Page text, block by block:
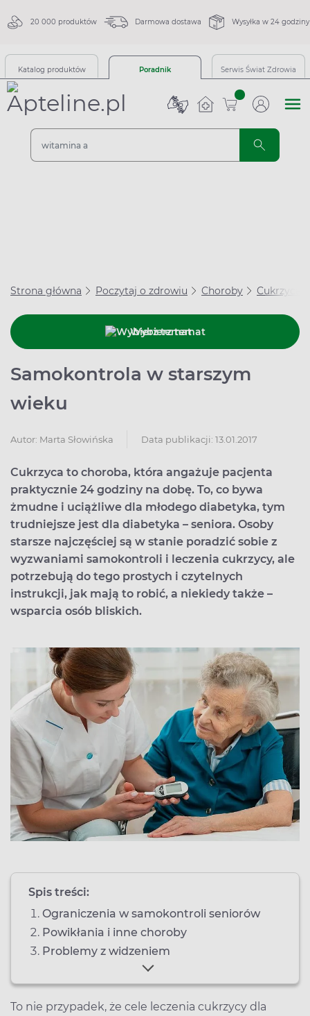
20 000 produktów Darmowa dostawa Wysyłka w 24 godziny
Katalog produktów Poradnik Serwis Świat Zdrowia
sztuk
Strona główna Poczytaj o zdrowiu Choroby Cukrzyca
Wybierz temat
Samokontrola w starszym
wieku
Autor: Marta Słowińska Data publikacji: 13.01.2017
Cukrzyca to choroba, która angażuje pacjenta
praktycznie 24 godziny na dobę. To, co bywa
żmudne i uciążliwe dla młodego diabetyka, tym
trudniejsze jest dla diabetyka – seniora. Osoby
starsze najczęściej są w stanie poradzić sobie z
wyzwaniami samokontroli i leczenia cukrzycy, ale
potrzebują do tego prostych i czytelnych
instrukcji, jak mają to robić, a niekiedy także –
wsparcia osób bliskich.
Spis treści:
Ograniczenia w samokontroli seniorów
Powikłania i inne choroby
Problemy z widzeniem
To nie przypadek, że cele leczenia cukrzycy dla